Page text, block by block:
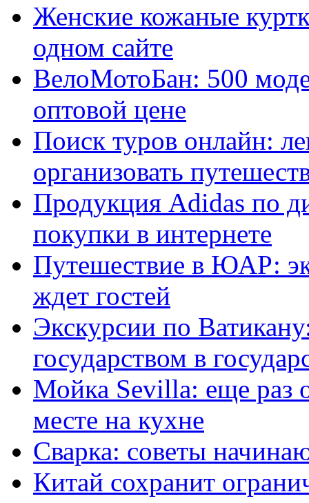
Женские кожаные
одном сайте
ВелоМотоБан: 500
оптовой цене
Поиск туров онлайн:
организовать
Продукция Adidas по
покупки в интернете
Путешествие в ЮАР:
ждет гостей
Экскурсии по
государством в
Мойка Sevilla: еще раз
месте на кухне
Сварка: советы
Китай сохранит